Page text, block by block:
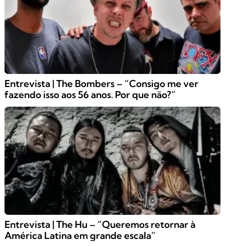
Entrevista | The Bombers – “Consigo me ver
fazendo isso aos 56 anos. Por que não?”
Entrevista | The Hu – “Queremos retornar à
América Latina em grande escala”